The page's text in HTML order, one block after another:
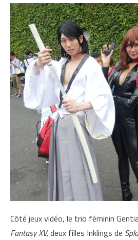
Côté jeux vidéo, le trio féminin
Fantasy XV,deux filles Inklings de